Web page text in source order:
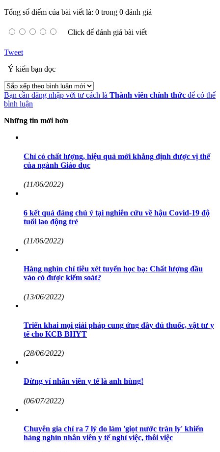
Tổng số điểm của bài viết là: 0 trong 0 đánh giá
Click để đánh giá bài viết
Tweet
Ý kiến bạn đọc
Bạn cần đăng nhập với tư cách là Thành viên chính thức để có thể
bình luận
Những tin mới hơn
Chỉ có chất lượng, hiệu quả mới khẳng định được vị thế
của ngành Giáo dục
(11/06/2022)
6 kết quả đáng chú ý tại nghiên cứu về hậu Covid-19 độ
tuổi lao động trẻ
(11/06/2022)
Hàng nghìn chỉ tiêu xét tuyển học bạ: Chất lượng đầu
vào có được kiểm soát?
(13/06/2022)
Triển khai mọi giải pháp cung ứng đầy đủ thuốc, vật tư y
tế cho KCB BHYT
(28/06/2022)
Đừng ví nhân viên y tế là anh hùng!
(06/07/2022)
Chuyên gia chỉ ra 7 lý do làm 'giọt nước tràn ly' khiến
hàng nghìn nhân viên y tế nghỉ việc, thôi việc